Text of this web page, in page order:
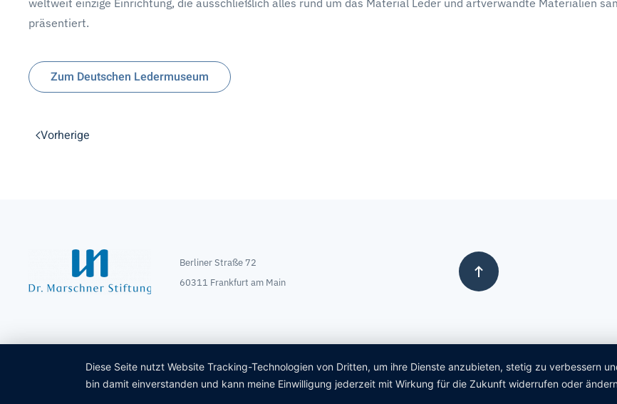
präsentiert.
Zum Deutschen Ledermuseum
Vorherige
Berliner Straße 72
60311 Frankfurt am Main
Diese Seite nutzt Website Tracking-Technologien von Dritten, um ihre Dienste anzubieten, stetig zu verbessern
bin damit einverstanden und kann meine Einwilligung jederzeit mit Wirkung für die Zukunft widerrufen oder